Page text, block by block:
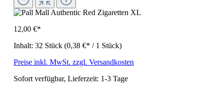
12,00 €*
Inhalt: 32 Stück (0,38 €* / 1 Stück)
Preise inkl. MwSt. zzgl. Versandkosten
Sofort verfügbar, Lieferzeit: 1-3 Tage